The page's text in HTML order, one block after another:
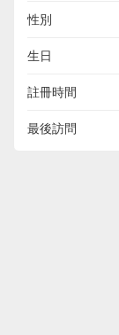
性別
生日
註冊時間
最後訪問